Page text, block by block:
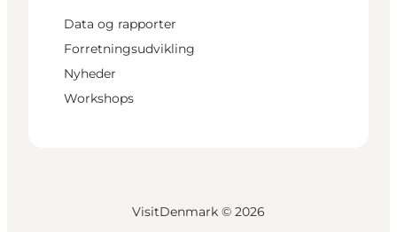
Data og rapporter
Forretningsudvikling
Nyheder
Workshops
VisitDenmark © 2026